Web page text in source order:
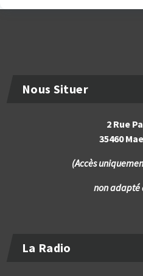
Nous Situer
2 Rue
35460
(Accès
non adapté
La Radio